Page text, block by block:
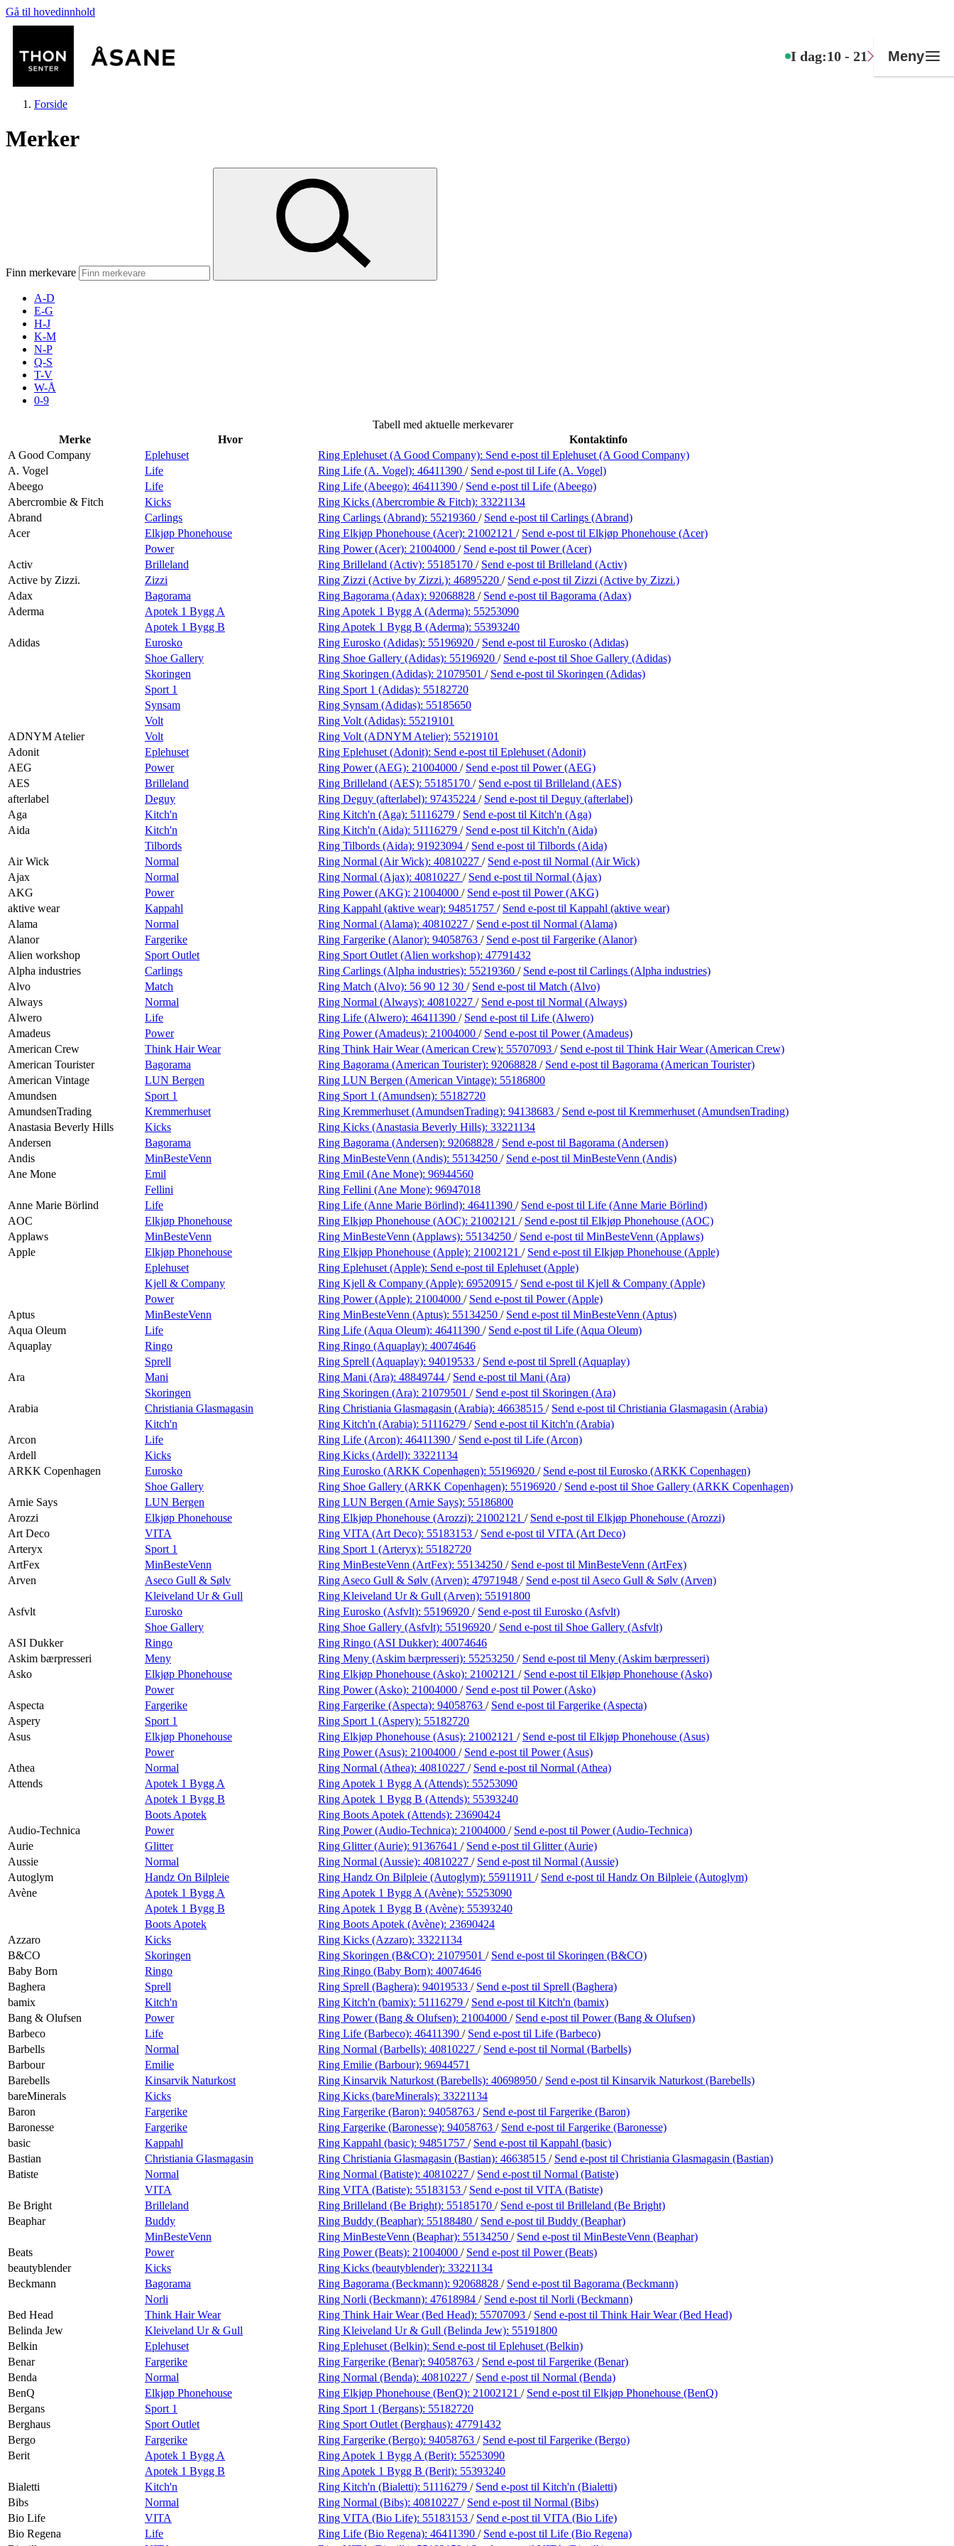
Gå til hovedinnhold
I dag:10 - 21 Meny
Mat og drikke
Kundeklubb
Inspirasjon
Praktisk informasjon
Ledige stillinger
Forside
Merker
Finn merkevare
A-D
E-G
H-J
K-M
N-P
Q-S
T-V
W-Å
0-9
Tabell med aktuelle merkevarer
Merke
Hvor
Kontaktinfo
A Good Company
Eplehuset Ring Eplehuset (A Good Company): Send e-post til Eplehuset (A Good Company)
A. Vogel
Life Ring Life (A. Vogel): 46411390 / Send e-post til Life (A. Vogel)
Abeego
Life Ring Life (Abeego): 46411390 / Send e-post til Life (Abeego)
Abercrombie & Fitch
Kicks Ring Kicks (Abercrombie & Fitch): 33221134
Abrand
Carlings Ring Carlings (Abrand): 55219360 / Send e-post til Carlings (Abrand)
Acer
Elkjøp Phonehouse Ring Elkjøp Phonehouse (Acer): 21002121 / Send e-post til Elkjøp Phonehouse (Acer)
Power
Ring Power (Acer): 21004000 / Send e-post til Power (Acer)
Activ
Brilleland Ring Brilleland (Activ): 55185170 / Send e-post til Brilleland (Activ)
Active by Zizzi.
Zizzi Ring Zizzi (Active by Zizzi.): 46895220 / Send e-post til Zizzi (Active by Zizzi.)
Adax
Bagorama Ring Bagorama (Adax): 92068828 / Send e-post til Bagorama (Adax)
Aderma
Apotek 1 Bygg A Ring Apotek 1 Bygg A (Aderma): 55253090
Apotek 1 Bygg B
Ring Apotek 1 Bygg B (Aderma): 55393240
Adidas
Eurosko Ring Eurosko (Adidas): 55196920 / Send e-post til Eurosko (Adidas)
Shoe Gallery
Ring Shoe Gallery (Adidas): 55196920 / Send e-post til Shoe Gallery (Adidas)
Skoringen
Ring Skoringen (Adidas): 21079501 / Send e-post til Skoringen (Adidas)
Sport 1
Ring Sport 1 (Adidas): 55182720
Synsam
Ring Synsam (Adidas): 55185650
Volt
Ring Volt (Adidas): 55219101
ADNYM Atelier
Volt Ring Volt (ADNYM Atelier): 55219101
Adonit
Eplehuset Ring Eplehuset (Adonit): Send e-post til Eplehuset (Adonit)
AEG
Power Ring Power (AEG): 21004000 / Send e-post til Power (AEG)
AES
Brilleland Ring Brilleland (AES): 55185170 / Send e-post til Brilleland (AES)
afterlabel
Deguy Ring Deguy (afterlabel): 97435224 / Send e-post til Deguy (afterlabel)
Aga
Kitch'n Ring Kitch'n (Aga): 51116279 / Send e-post til Kitch'n (Aga)
Aida
Kitch'n Ring Kitch'n (Aida): 51116279 / Send e-post til Kitch'n (Aida)
Tilbords
Ring Tilbords (Aida): 91923094 / Send e-post til Tilbords (Aida)
Air Wick
Normal Ring Normal (Air Wick): 40810227 / Send e-post til Normal (Air Wick)
Ajax
Normal Ring Normal (Ajax): 40810227 / Send e-post til Normal (Ajax)
AKG
Power Ring Power (AKG): 21004000 / Send e-post til Power (AKG)
aktive wear
Kappahl Ring Kappahl (aktive wear): 94851757 / Send e-post til Kappahl (aktive wear)
Alama
Normal Ring Normal (Alama): 40810227 / Send e-post til Normal (Alama)
Alanor
Fargerike Ring Fargerike (Alanor): 94058763 / Send e-post til Fargerike (Alanor)
Alien workshop
Sport Outlet Ring Sport Outlet (Alien workshop): 47791432
Alpha industries
Carlings Ring Carlings (Alpha industries): 55219360 / Send e-post til Carlings (Alpha industries)
Alvo
Match Ring Match (Alvo): 56 90 12 30 / Send e-post til Match (Alvo)
Always
Normal Ring Normal (Always): 40810227 / Send e-post til Normal (Always)
Alwero
Life Ring Life (Alwero): 46411390 / Send e-post til Life (Alwero)
Amadeus
Power Ring Power (Amadeus): 21004000 / Send e-post til Power (Amadeus)
American Crew
Think Hair Wear Ring Think Hair Wear (American Crew): 55707093 / Send e-post til Think Hair Wear (American Crew)
American Tourister
Bagorama Ring Bagorama (American Tourister): 92068828 / Send e-post til Bagorama (American Tourister)
American Vintage
LUN Bergen Ring LUN Bergen (American Vintage): 55186800
Amundsen
Sport 1 Ring Sport 1 (Amundsen): 55182720
AmundsenTrading
Kremmerhuset Ring Kremmerhuset (AmundsenTrading): 94138683 / Send e-post til Kremmerhuset (AmundsenTrading)
Anastasia Beverly Hills
Kicks Ring Kicks (Anastasia Beverly Hills): 33221134
Andersen
Bagorama Ring Bagorama (Andersen): 92068828 / Send e-post til Bagorama (Andersen)
Andis
MinBesteVenn Ring MinBesteVenn (Andis): 55134250 / Send e-post til MinBesteVenn (Andis)
Ane Mone
Emil Ring Emil (Ane Mone): 96944560
Fellini
Ring Fellini (Ane Mone): 96947018
Anne Marie Börlind
Life Ring Life (Anne Marie Börlind): 46411390 / Send e-post til Life (Anne Marie Börlind)
AOC
Elkjøp Phonehouse Ring Elkjøp Phonehouse (AOC): 21002121 / Send e-post til Elkjøp Phonehouse (AOC)
Applaws
MinBesteVenn Ring MinBesteVenn (Applaws): 55134250 / Send e-post til MinBesteVenn (Applaws)
Apple
Elkjøp Phonehouse Ring Elkjøp Phonehouse (Apple): 21002121 / Send e-post til Elkjøp Phonehouse (Apple)
Eplehuset
Ring Eplehuset (Apple): Send e-post til Eplehuset (Apple)
Kjell & Company
Ring Kjell & Company (Apple): 69520915 / Send e-post til Kjell & Company (Apple)
Power
Ring Power (Apple): 21004000 / Send e-post til Power (Apple)
Aptus
MinBesteVenn Ring MinBesteVenn (Aptus): 55134250 / Send e-post til MinBesteVenn (Aptus)
Aqua Oleum
Life Ring Life (Aqua Oleum): 46411390 / Send e-post til Life (Aqua Oleum)
Aquaplay
Ringo Ring Ringo (Aquaplay): 40074646
Sprell
Ring Sprell (Aquaplay): 94019533 / Send e-post til Sprell (Aquaplay)
Ara
Mani Ring Mani (Ara): 48849744 / Send e-post til Mani (Ara)
Skoringen
Ring Skoringen (Ara): 21079501 / Send e-post til Skoringen (Ara)
Arabia
Christiania Glasmagasin Ring Christiania Glasmagasin (Arabia): 46638515 / Send e-post til Christiania Glasmagasin (Arabia)
Kitch'n
Ring Kitch'n (Arabia): 51116279 / Send e-post til Kitch'n (Arabia)
Arcon
Life Ring Life (Arcon): 46411390 / Send e-post til Life (Arcon)
Ardell
Kicks Ring Kicks (Ardell): 33221134
ARKK Copenhagen
Eurosko Ring Eurosko (ARKK Copenhagen): 55196920 / Send e-post til Eurosko (ARKK Copenhagen)
Shoe Gallery
Ring Shoe Gallery (ARKK Copenhagen): 55196920 / Send e-post til Shoe Gallery (ARKK Copenhagen)
Arnie Says
LUN Bergen Ring LUN Bergen (Arnie Says): 55186800
Arozzi
Elkjøp Phonehouse Ring Elkjøp Phonehouse (Arozzi): 21002121 / Send e-post til Elkjøp Phonehouse (Arozzi)
Art Deco
VITA Ring VITA (Art Deco): 55183153 / Send e-post til VITA (Art Deco)
Arteryx
Sport 1 Ring Sport 1 (Arteryx): 55182720
ArtFex
MinBesteVenn Ring MinBesteVenn (ArtFex): 55134250 / Send e-post til MinBesteVenn (ArtFex)
Arven
Aseco Gull & Sølv Ring Aseco Gull & Sølv (Arven): 47971948 / Send e-post til Aseco Gull & Sølv (Arven)
Kleiveland Ur & Gull
Ring Kleiveland Ur & Gull (Arven): 55191800
Asfvlt
Eurosko Ring Eurosko (Asfvlt): 55196920 / Send e-post til Eurosko (Asfvlt)
Shoe Gallery
Ring Shoe Gallery (Asfvlt): 55196920 / Send e-post til Shoe Gallery (Asfvlt)
ASI Dukker
Ringo Ring Ringo (ASI Dukker): 40074646
Askim bærpresseri
Meny Ring Meny (Askim bærpresseri): 55253250 / Send e-post til Meny (Askim bærpresseri)
Asko
Elkjøp Phonehouse Ring Elkjøp Phonehouse (Asko): 21002121 / Send e-post til Elkjøp Phonehouse (Asko)
Power
Ring Power (Asko): 21004000 / Send e-post til Power (Asko)
Aspecta
Fargerike Ring Fargerike (Aspecta): 94058763 / Send e-post til Fargerike (Aspecta)
Aspery
Sport 1 Ring Sport 1 (Aspery): 55182720
Asus
Elkjøp Phonehouse Ring Elkjøp Phonehouse (Asus): 21002121 / Send e-post til Elkjøp Phonehouse (Asus)
Power
Ring Power (Asus): 21004000 / Send e-post til Power (Asus)
Athea
Normal Ring Normal (Athea): 40810227 / Send e-post til Normal (Athea)
Attends
Apotek 1 Bygg A Ring Apotek 1 Bygg A (Attends): 55253090
Apotek 1 Bygg B
Ring Apotek 1 Bygg B (Attends): 55393240
Boots Apotek
Ring Boots Apotek (Attends): 23690424
Audio-Technica
Power Ring Power (Audio-Technica): 21004000 / Send e-post til Power (Audio-Technica)
Aurie
Glitter Ring Glitter (Aurie): 91367641 / Send e-post til Glitter (Aurie)
Aussie
Normal Ring Normal (Aussie): 40810227 / Send e-post til Normal (Aussie)
Autoglym
Handz On Bilpleie Ring Handz On Bilpleie (Autoglym): 55911911 / Send e-post til Handz On Bilpleie (Autoglym)
Avène
Apotek 1 Bygg A Ring Apotek 1 Bygg A (Avène): 55253090
Apotek 1 Bygg B
Ring Apotek 1 Bygg B (Avène): 55393240
Boots Apotek
Ring Boots Apotek (Avène): 23690424
Azzaro
Kicks Ring Kicks (Azzaro): 33221134
B&CO
Skoringen Ring Skoringen (B&CO): 21079501 / Send e-post til Skoringen (B&CO)
Baby Born
Ringo Ring Ringo (Baby Born): 40074646
Baghera
Sprell Ring Sprell (Baghera): 94019533 / Send e-post til Sprell (Baghera)
bamix
Kitch'n Ring Kitch'n (bamix): 51116279 / Send e-post til Kitch'n (bamix)
Bang & Olufsen
Power Ring Power (Bang & Olufsen): 21004000 / Send e-post til Power (Bang & Olufsen)
Barbeco
Life Ring Life (Barbeco): 46411390 / Send e-post til Life (Barbeco)
Barbells
Normal Ring Normal (Barbells): 40810227 / Send e-post til Normal (Barbells)
Barbour
Emilie Ring Emilie (Barbour): 96944571
Barebells
Kinsarvik Naturkost Ring Kinsarvik Naturkost (Barebells): 40698950 / Send e-post til Kinsarvik Naturkost (Barebells)
bareMinerals
Kicks Ring Kicks (bareMinerals): 33221134
Baron
Fargerike Ring Fargerike (Baron): 94058763 / Send e-post til Fargerike (Baron)
Baronesse
Fargerike Ring Fargerike (Baronesse): 94058763 / Send e-post til Fargerike (Baronesse)
basic
Kappahl Ring Kappahl (basic): 94851757 / Send e-post til Kappahl (basic)
Bastian
Christiania Glasmagasin Ring Christiania Glasmagasin (Bastian): 46638515 / Send e-post til Christiania Glasmagasin (Bastian)
Batiste
Normal Ring Normal (Batiste): 40810227 / Send e-post til Normal (Batiste)
VITA
Ring VITA (Batiste): 55183153 / Send e-post til VITA (Batiste)
Be Bright
Brilleland Ring Brilleland (Be Bright): 55185170 / Send e-post til Brilleland (Be Bright)
Beaphar
Buddy Ring Buddy (Beaphar): 55188480 / Send e-post til Buddy (Beaphar)
MinBesteVenn
Ring MinBesteVenn (Beaphar): 55134250 / Send e-post til MinBesteVenn (Beaphar)
Beats
Power Ring Power (Beats): 21004000 / Send e-post til Power (Beats)
beautyblender
Kicks Ring Kicks (beautyblender): 33221134
Beckmann
Bagorama Ring Bagorama (Beckmann): 92068828 / Send e-post til Bagorama (Beckmann)
Norli
Ring Norli (Beckmann): 47618984 / Send e-post til Norli (Beckmann)
Bed Head
Think Hair Wear Ring Think Hair Wear (Bed Head): 55707093 / Send e-post til Think Hair Wear (Bed Head)
Belinda Jew
Kleiveland Ur & Gull Ring Kleiveland Ur & Gull (Belinda Jew): 55191800
Belkin
Eplehuset Ring Eplehuset (Belkin): Send e-post til Eplehuset (Belkin)
Benar
Fargerike Ring Fargerike (Benar): 94058763 / Send e-post til Fargerike (Benar)
Benda
Normal Ring Normal (Benda): 40810227 / Send e-post til Normal (Benda)
BenQ
Elkjøp Phonehouse Ring Elkjøp Phonehouse (BenQ): 21002121 / Send e-post til Elkjøp Phonehouse (BenQ)
Bergans
Sport 1 Ring Sport 1 (Bergans): 55182720
Berghaus
Sport Outlet Ring Sport Outlet (Berghaus): 47791432
Bergo
Fargerike Ring Fargerike (Bergo): 94058763 / Send e-post til Fargerike (Bergo)
Berit
Apotek 1 Bygg A Ring Apotek 1 Bygg A (Berit): 55253090
Apotek 1 Bygg B
Ring Apotek 1 Bygg B (Berit): 55393240
Bialetti
Kitch'n Ring Kitch'n (Bialetti): 51116279 / Send e-post til Kitch'n (Bialetti)
Bibs
Normal Ring Normal (Bibs): 40810227 / Send e-post til Normal (Bibs)
Bio Life
VITA Ring VITA (Bio Life): 55183153 / Send e-post til VITA (Bio Life)
Bio Regena
Life Ring Life (Bio Regena): 46411390 / Send e-post til Life (Bio Regena)